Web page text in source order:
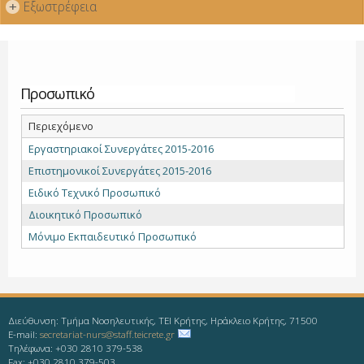
+ Εξωστρέφεια
Προσωπικό
Περιεχόμενο
Εργαστηριακοί Συνεργάτες 2015-2016
Επιστημονικοί Συνεργάτες 2015-2016
Ειδικό Τεχνικό Προσωπικό
Διοικητικό Προσωπικό
Μόνιμο Εκπαιδευτικό Προσωπικό
Διεύθυνση: Τμήμα Νοσηλευτικής, ΤΕΙ Κρήτης, Ηράκλειο Κρήτης, 71500
E-mail: secretariat-nurs@staff.teicrete.gr
Τηλέφωνα: +030 2810 379-538